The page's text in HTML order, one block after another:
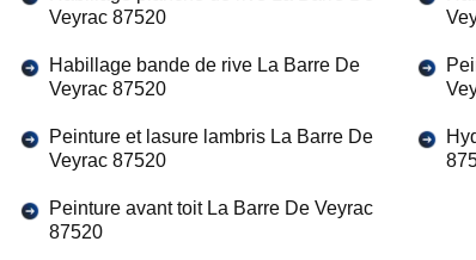
Veyrac 87520
Habillage bande de rive La Barre De
Veyrac 87520
Peinture et lasure lambris La Barre De
Veyrac 87520
Peinture avant toit La Barre De Veyrac
87520